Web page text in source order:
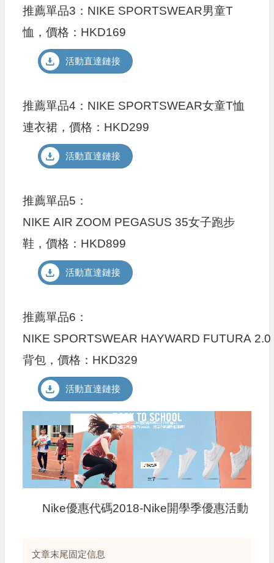
推薦單品3：NIKE SPORTSWEAR男童T
恤，價格：HKD169
活動直達鏈接
推薦單品4：NIKE SPORTSWEAR女童T恤
連衣裙，價格：HKD299
活動直達鏈接
推薦單品5：
NIKE AIR ZOOM PEGASUS 35女子跑步
鞋，價格：HKD899
活動直達鏈接
推薦單品6：
NIKE SPORTSWEAR HAYWARD FUTURA 2.0
背包，價格：HKD329
活動直達鏈接
Nike優惠代碼2018-Nike開學季優惠活動
文章末尾固定信息